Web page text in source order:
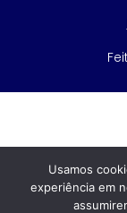
Usamos
experiência em